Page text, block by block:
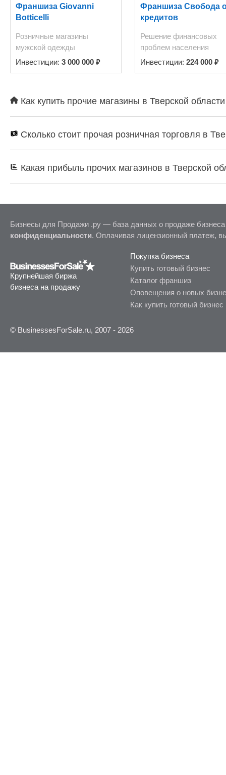
Франшиза Giovanni
Botticelli
Розничные магазины
мужской одежды
Инвестиции: 3 000 000 ₽
Франшиза Свобода
кредитов
Решение финансовых
проблем населения
Инвестиции: 224 000 ₽
Как купить прочие магазины в Тверской
Сколько стоит прочая розничная торговля в
Какая прибыль прочих магазинов в Тверской
Бизнесы для Продажи .ру — база данных о продаже
конфиденциальности. Оплачивая лицензионный платеж,
Крупнейшая биржа
бизнеса на продажу
Покупка бизнеса
Купить готовый бизнес
Каталог франшиз
Оповещения о новых
Как купить готовый бизнес
© BusinessesForSale.ru, 2007 - 2026